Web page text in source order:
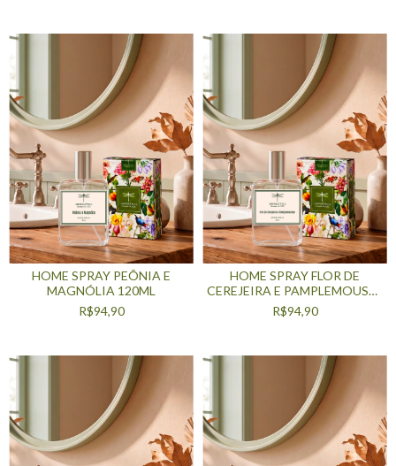
HOME SPRAY PEÔNIA E
MAGNÓLIA 120ML
R$94,90
HOME SPRAY FLOR DE
CEREJEIRA E PAMPLEMOUSSE
120ML
R$94,90